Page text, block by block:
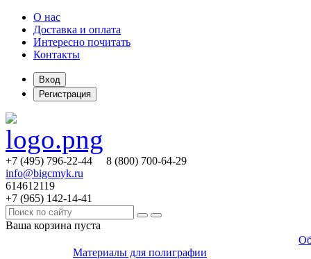
О нас
Доставка и оплата
Интересно почитать
Контакты
Вход
Регистрация
+7 (495) 796-22-44 8 (800) 700-64-29
info@bigcmyk.ru
614612119
+7 (965) 142-14-41
Ваша корзина пуста
Материалы для полиграфии